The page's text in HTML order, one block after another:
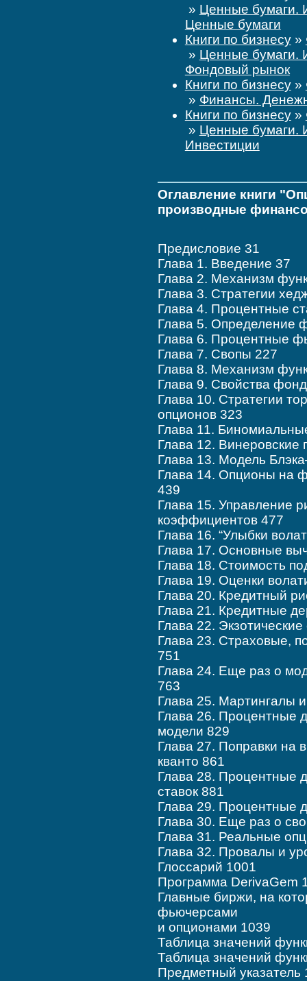
» Ценные бумаги.
Ценные бумаги
Книги по бизнесу»
» Ценные бумаги.
Фондовый рынок
Книги по бизнесу»
» Финансы.
Книги по бизнесу»
» Ценные бумаги.
Инвестиции
Оглавление книги
производные
Предисловие 31
Глава 1. Введение 37
Глава 2. Механизм
Глава 3. Стратегии
Глава 4. Процентные
Глава 5. Определение
Глава 6. Процентные
Глава 7. Свопы 227
Глава 8. Механизм
Глава 9. Свойства
Глава 10. Стратегии
опционов 323
Глава 11.
Глава 12.
Глава 13. Модель
Глава 14. Опционы на
439
Глава 15. Управление
коэффициентов 477
Глава 16. “Улыбки
Глава 17. Основные
Глава 18. Стоимость
Глава 19. Оценки
Глава 20. Кредитный
Глава 21. Кредитные
Глава 22.
Глава 23. Страховые,
751
Глава 24. Еще раз о
763
Глава 25. Мартингалы
Глава 26. Процентные
модели 829
Глава 27. Поправки на
кванто 861
Глава 28. Процентные
ставок 881
Глава 29. Процентные
Глава 30. Еще раз о
Глава 31. Реальные
Глава 32. Провалы и
Глоссарий 1001
Программа DerivaGem
Главные биржи, на
фьючерсами
и опционами 1039
Таблица значений
Таблица значений
Предметный указатель